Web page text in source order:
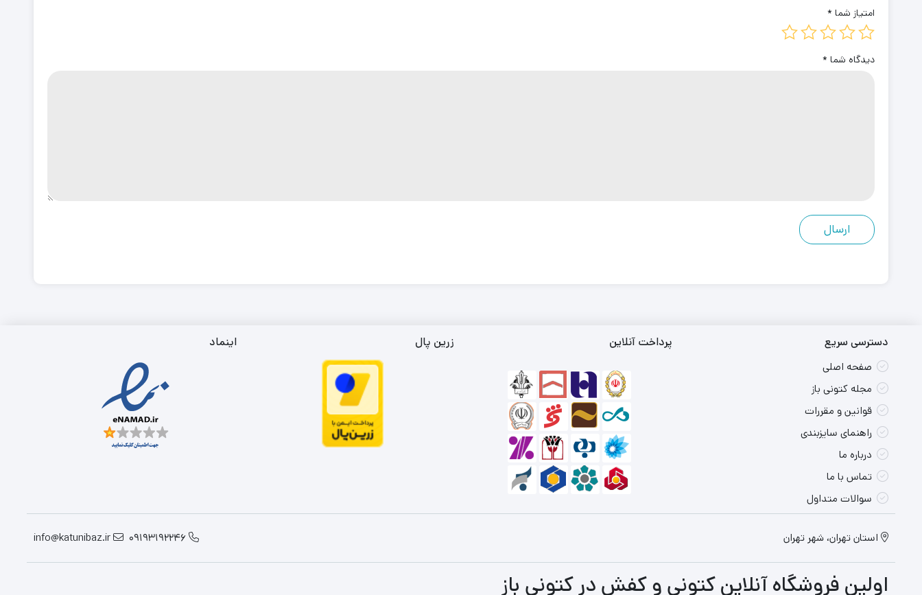
امتیاز شما *
دیدگاه شما *
دسترسی سریع
صفحه اصلی
مجله کتونی باز
قوانین و مقررات
راهنمای سایزبندی
درباره ما
تماس با ما
سوالات متداول
پرداخت آنلاین زرین پال اینماد
استان تهران، شهر تهران 09193192246
info@katunibaz.ir
اولین فروشگاه آنلاین کتونی و کفش در کتونی باز